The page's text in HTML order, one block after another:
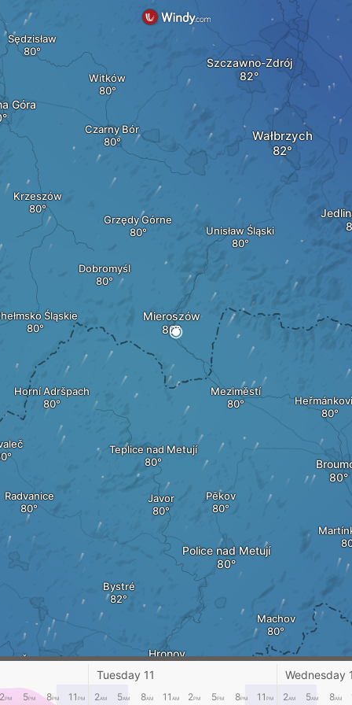
Bystré
Radvanice
Teplice nad Metují
Police nad Metují
Meziměstí
Pěkov
Javor
Dobromyśl
Śląskie
Horní Adršpach
Krzeszów
Grzędy Górne
Mieroszów
Unisław Śląski
Červený Kostelec
Hronov
Machov
Góra
Sędzisław
Witków
Czarny Bór Wałbrzych
Szczawno-Zdrój
Tuesday 11 Wednesday
2PM 5PM 8PM 11 PM 2AM 5AM 8AM 11 AM 2PM 5PM 8PM 11 PM 2AM 5AM 8AM